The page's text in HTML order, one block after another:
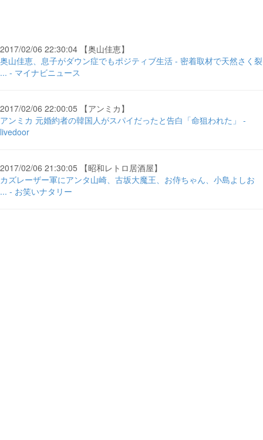
2017/02/06 22:30:04 【奥山佳恵】
奥山佳恵、息子がダウン症でもポジティブ生活 - 密着取材で天然さく裂
... - マイナビニュース
2017/02/06 22:00:05 【アンミカ】
アンミカ 元婚約者の韓国人がスパイだったと告白「命狙われた」 -
livedoor
2017/02/06 21:30:05 【昭和レトロ居酒屋】
カズレーザー軍にアンタ山崎、古坂大魔王、お侍ちゃん、小島よしお
... - お笑いナタリー